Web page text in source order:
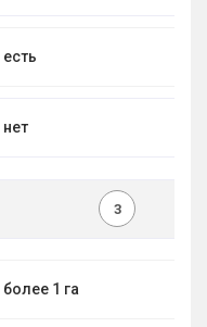
есть
нет
3
более 1 га